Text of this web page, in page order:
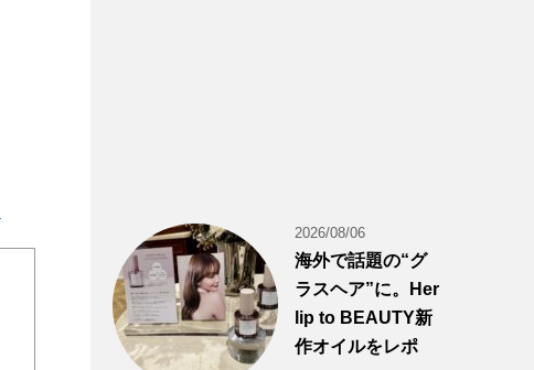
2026/08/06
海外で話題の“グ
ラスヘア”に。Her
lip to BEAUTY新
作オイルをレポ